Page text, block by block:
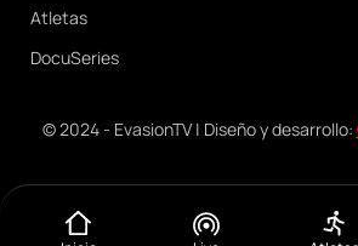
Atletas
DocuSeries
© 2024 - EvasionTV | Diseño y desarrollo:
Menú